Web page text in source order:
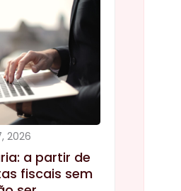
2026
a partir de
fiscais sem